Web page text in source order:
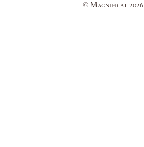
© Magnificat 2026